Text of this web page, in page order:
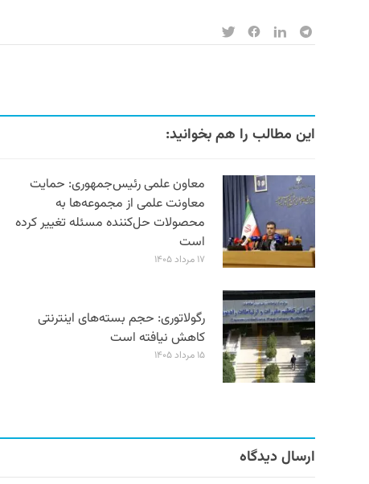
این مطالب را هم بخوانید:
معاون علمی رئیس‌جمهوری: حمایت
معاونت علمی از مجموعه‌ها به
محصولات حل‌کننده مسئله تغییر کرده
است
۱۷ مرداد ۱۴۰۵
رگولاتوری: حجم بسته‌های اینترنتی
کاهش نیافته است
۱۵ مرداد ۱۴۰۵
ارسال دیدگاه